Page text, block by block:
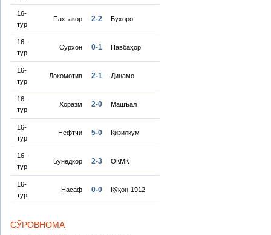
16-
тур
Пахтакор 2-2 Бухоро
16-
тур
Сурхон 0-1 Навбаҳор
16-
тур
Локомотив 2-1 Динамо
16-
тур
Хоразм 2-0 Машъал
16-
тур
Нефтчи 5-0 Қизилқум
16-
тур
Бунёдкор 2-3 ОКМК
16-
тур
Насаф 0-0 Қўқон-1912
СЎРОВНОМА